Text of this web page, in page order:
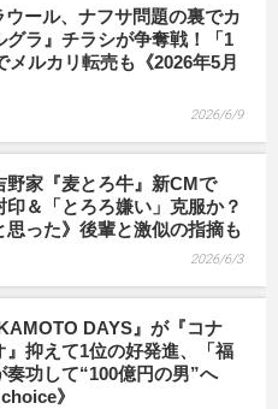
ール、ナフサ問題の裏でカ
グラ』チラシが争奪戦！「1
メルカリ転売も《2026年5月
2026/6/9
野家『麦とろ牛』新CMで
印＆「とろろ嫌い」克服か？
思った》後輩と激似の指摘も
2026/6/3
DAYS』が『コナ
』抑えて1位の好発進、「福
奏功して“100億円の男”へ
》